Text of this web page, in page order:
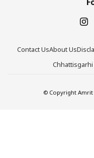
Contact UsAbout Us
© Copyright Amrit